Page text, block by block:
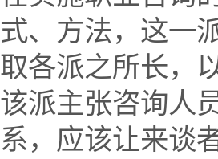
式、方法，这一
取各派之所长，
该派主张咨询人
系，应该让来谈